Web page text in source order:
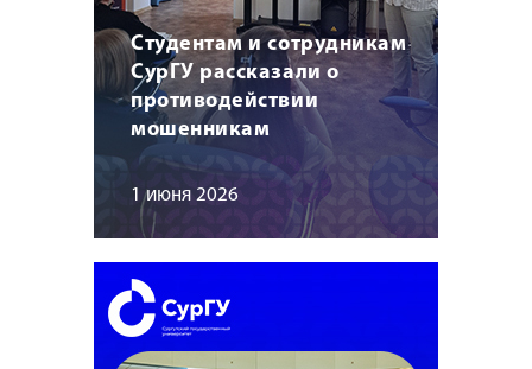
Студентам и сотрудникам
СурГУ рассказали о
противодействии
мошенникам
1 июня 2026